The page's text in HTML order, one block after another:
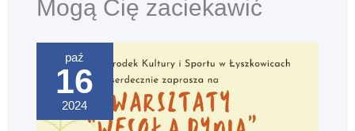
Mogą Cię zaciekawić
paź
16
2024